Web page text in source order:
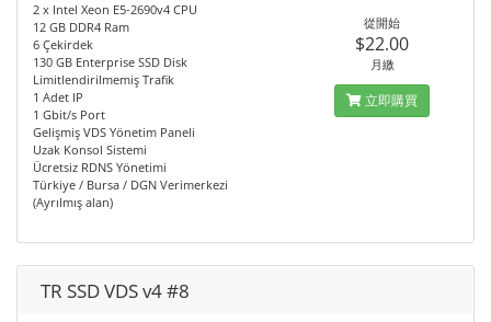
2 x Intel Xeon E5-2690v4 CPU
12 GB DDR4 Ram
6 Çekirdek
130 GB Enterprise SSD Disk
Limitlendirilmemiş Trafik
1 Adet IP
1 Gbit/s Port
Gelişmiş VDS Yönetim Paneli
Uzak Konsol Sistemi
Ücretsiz RDNS Yönetimi
Türkiye / Bursa / DGN Verimerkezi
(Ayrılmış alan)
從開始
$22.00
月繳
立即購買
TR SSD VDS v4 #8